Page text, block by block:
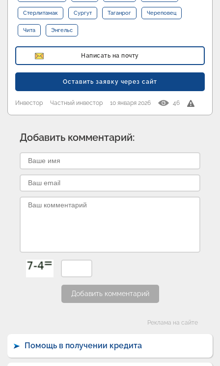
Стерлитамак Сургут Таганрог Череповец
Чита Энгельс
Написать на почту
Оставить заявку через сайт
Инвестор Частный инвестор 10 января 2026 46
Добавить комментарий:
Добавить комментарий
Реклама на сайте
Помощь в получении кредита